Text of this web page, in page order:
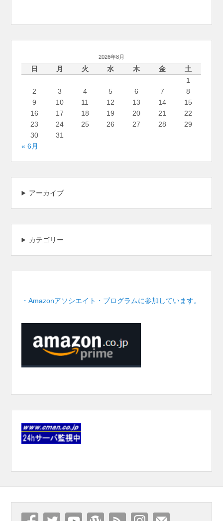
2026年8月
日 月 火 水 木 金
土
1
2
3 4 5 6 7
8
9
10 11 12 13 14
15
16
17 18 19 20 21
22
23
24 25 26 27 28
29
30
31
« 6月
アーカイブ
カテゴリー
・Amazonアソシエイト・プログラムに参加しています。